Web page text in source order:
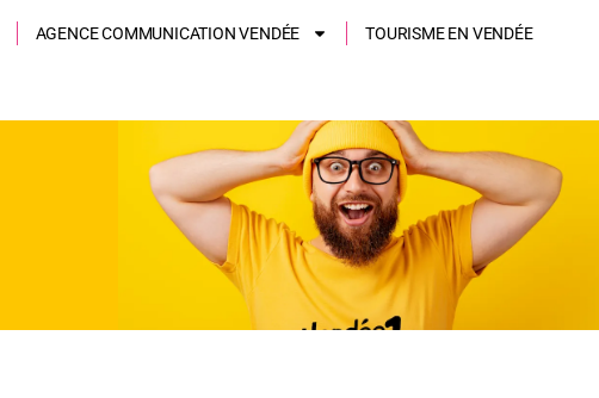
AGENCE COMMUNICATION VENDÉE TOURISME EN VENDÉE